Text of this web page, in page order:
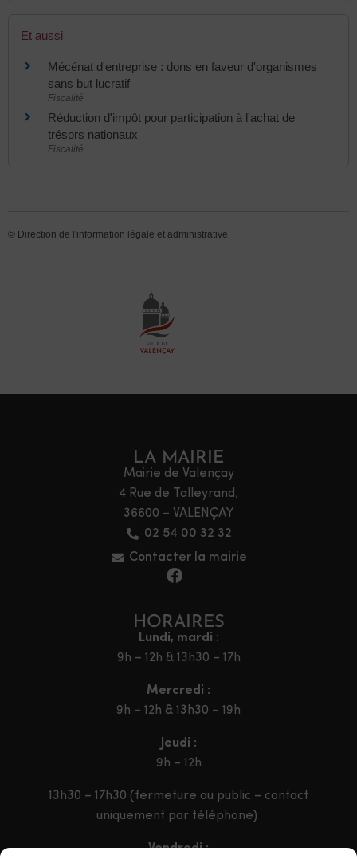
Et aussi
Mécénat d'entreprise : dons en faveur d'organismes
sans but lucratif
Fiscalité
Réduction d'impôt pour participation à l'achat de
trésors nationaux
Fiscalité
© Direction de l'information légale et administrative
LA MAIRIE
Mairie de Valençay
4 Rue de Talleyrand,
36600 – VALENÇAY
02 54 00 32 32
Contacter la mairie
HORAIRES
Lundi, mardi :
9h – 12h & 13h30 – 17h
Mercredi :
9h – 12h & 13h30 – 19h
Jeudi :
9h – 12h
13h30 – 17h30 (fermeture au public – contact
uniquement par téléphone)
Vendredi :